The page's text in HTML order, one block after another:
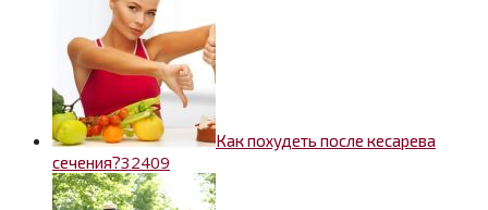
Как похудеть после кесарева
сечения?32409